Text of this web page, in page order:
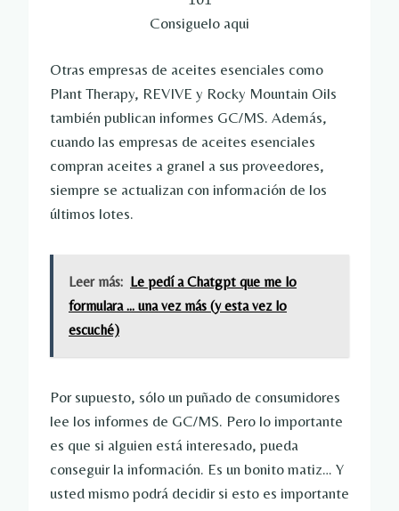
Consiguelo aqui
Otras empresas de aceites esenciales como
Plant Therapy, REVIVE y Rocky Mountain Oils
también publican informes GC/MS. Además,
cuando las empresas de aceites esenciales
compran aceites a granel a sus proveedores,
siempre se actualizan con información de los
últimos lotes.
Leer más: Le pedí a Chatgpt que me lo
formulara ... una vez más (y esta vez lo
escuché)
Por supuesto, sólo un puñado de consumidores
lee los informes de GC/MS. Pero lo importante
es que si alguien está interesado, pueda
conseguir la información. Es un bonito matiz… Y
usted mismo podrá decidir si esto es importante